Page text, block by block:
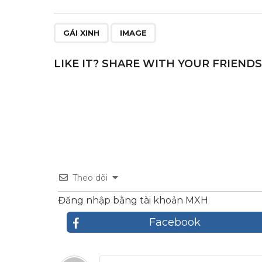
o
k
GÁI XINH IMAGE
LIKE IT? SHARE WITH YOUR
Theo dõi
Đăng nhập bằng tài khoản MXH
Facebook